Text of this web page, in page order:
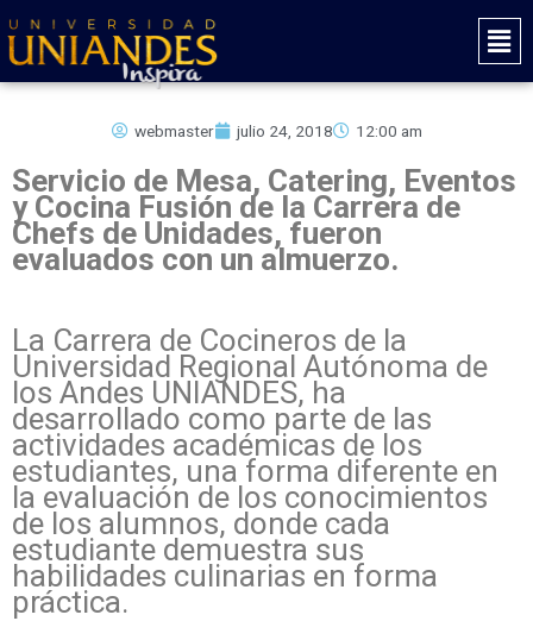
al
contenido
Main
webmaster julio 24, 2018 12:00 am
Servicio de Mesa, Catering, Eventos
y Cocina Fusión de la Carrera de
Chefs de Unidades, fueron
evaluados con un almuerzo.
La Carrera de Cocineros de la
Universidad Regional Autónoma de
los Andes UNIANDES, ha
desarrollado como parte de las
actividades académicas de los
estudiantes, una forma diferente en
la evaluación de los conocimientos
de los alumnos, donde cada
estudiante demuestra sus
habilidades culinarias en forma
práctica.